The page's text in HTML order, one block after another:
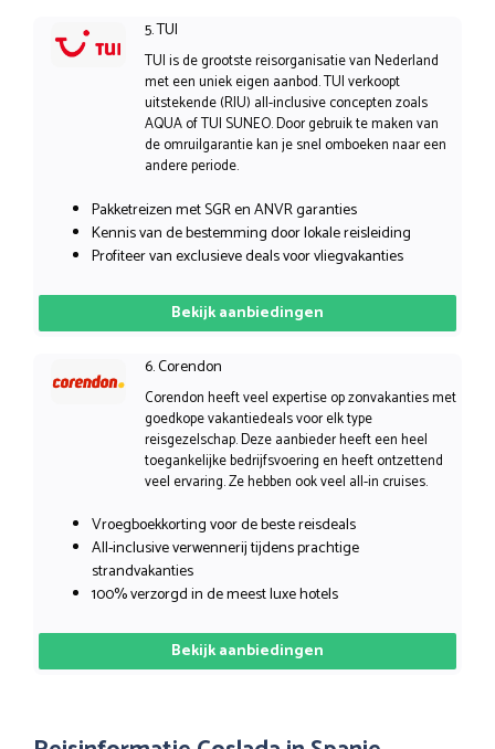
5. TUI
TUI is de grootste reisorganisatie van Nederland
met een uniek eigen aanbod. TUI verkoopt
uitstekende (RIU) all-inclusive concepten zoals
AQUA of TUI SUNEO. Door gebruik te maken van
de omruilgarantie kan je snel omboeken naar een
andere periode.
Pakketreizen met SGR en ANVR garanties
Kennis van de bestemming door lokale reisleiding
Profiteer van exclusieve deals voor vliegvakanties
Bekijk aanbiedingen
6. Corendon
Corendon heeft veel expertise op zonvakanties met
goedkope vakantiedeals voor elk type
reisgezelschap. Deze aanbieder heeft een heel
toegankelijke bedrijfsvoering en heeft ontzettend
veel ervaring. Ze hebben ook veel all-in cruises.
Vroegboekkorting voor de beste reisdeals
All-inclusive verwennerij tijdens prachtige
strandvakanties
100% verzorgd in de meest luxe hotels
Bekijk aanbiedingen